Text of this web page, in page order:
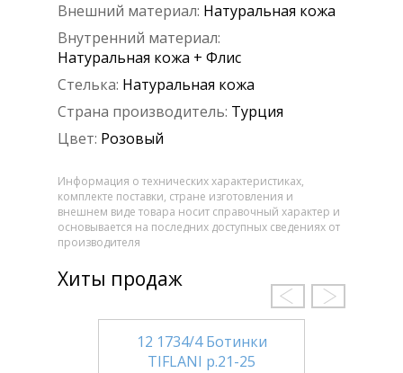
Внешний материал: Натуральная кожа
Внутренний материал:
Натуральная кожа + Флис
Стелька: Натуральная кожа
Страна производитель: Турция
Цвет: Розовый
Информация о технических характеристиках,
комплекте поставки, стране изготовления и
внешнем виде товара носит справочный характер и
основывается на последних доступных сведениях от
производителя
Хиты продаж
12 1734/4 Ботинки
TIFLANI р.21-25